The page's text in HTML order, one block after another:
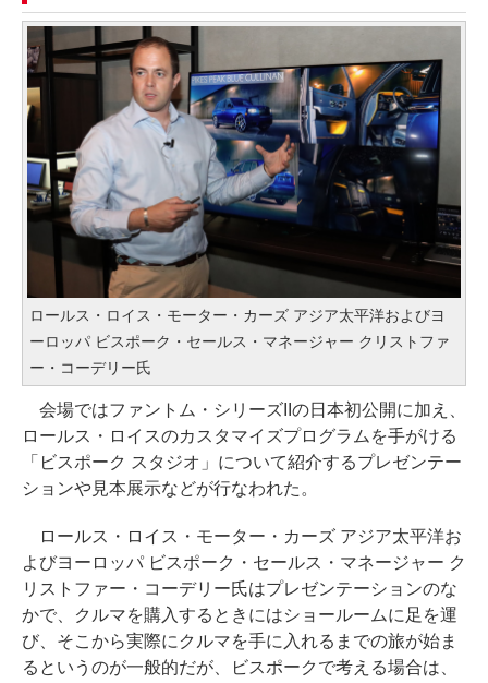
ロールス・ロイス・モーター・カーズ アジア太平洋およびヨ
ーロッパ ビスポーク・セールス・マネージャー クリストファ
ー・コーデリー氏
会場ではファントム・シリーズIIの日本初公開に加え、
ロールス・ロイスのカスタマイズプログラムを手がける
「ビスポーク スタジオ」について紹介するプレゼンテー
ションや見本展示などが行なわれた。
ロールス・ロイス・モーター・カーズ アジア太平洋お
よびヨーロッパ ビスポーク・セールス・マネージャー ク
リストファー・コーデリー氏はプレゼンテーションのな
かで、クルマを購入するときにはショールームに足を運
び、そこから実際にクルマを手に入れるまでの旅が始ま
るというのが一般的だが、ビスポークで考える場合は、